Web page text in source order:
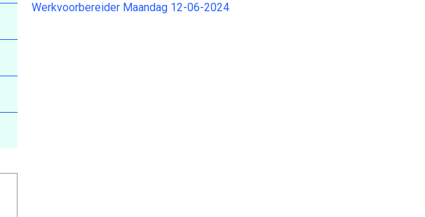
Werkvoorbereider Maandag 12-06-2024